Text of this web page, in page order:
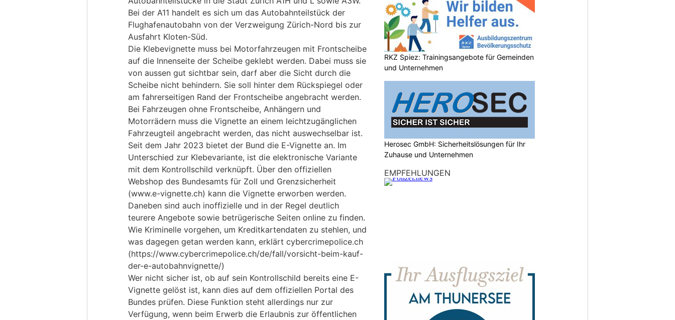
Bei der A11 handelt es sich um das Autobahnteilstück der
Flughafenautobahn von der Verzweigung Zürich-Nord bis zur
Ausfahrt Kloten-Süd.
Die Klebevignette muss bei Motorfahrzeugen mit Frontscheibe
auf die Innenseite der Scheibe geklebt werden. Dabei muss sie
von aussen gut sichtbar sein, darf aber die Sicht durch die
Scheibe nicht behindern. Sie soll hinter dem Rückspiegel oder
am fahrerseitigen Rand der Frontscheibe angebracht werden.
Bei Fahrzeugen ohne Frontscheibe, Anhängern und
Motorrädern muss die Vignette an einem leichtzugänglichen
Fahrzeugteil angebracht werden, das nicht auswechselbar ist.
Seit dem Jahr 2023 bietet der Bund die E-Vignette an. Im
Unterschied zur Klebevariante, ist die elektronische Variante
mit dem Kontrollschild verknüpft. Über den offiziellen
Webshop des Bundesamts für Zoll und Grenzsicherheit
(www.e-vignette.ch) kann die Vignette erworben werden.
Daneben sind auch inoffizielle und in der Regel deutlich
teurere Angebote sowie betrügerische Seiten online zu finden.
Wie Kriminelle vorgehen, um Kreditkartendaten zu stehlen, und
was dagegen getan werden kann, erklärt cybercrimepolice.ch
(https://www.cybercrimepolice.ch/de/fall/vorsicht-beim-kauf-
der-e-autobahnvignette/)
Wer nicht sicher ist, ob auf sein Kontrollschild bereits eine E-
Vignette gelöst ist, kann dies auf dem offiziellen Portal des
Bundes prüfen. Diese Funktion steht allerdings nur zur
Verfügung, wenn beim Erwerb die Erlaubnis zur öffentlichen
RKZ Spiez: Trainingsangebote für Gemeinden
und Unternehmen
Herosec GmbH: Sicherheitslösungen für Ihr
Zuhause und Unternehmen
EMPFEHLUNGEN